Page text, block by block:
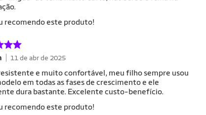
recomendo este produto!
11 de abr de 2025
e muito confortável, meu filho sempre usou
em todas as fases de crescimento e ele
dura bastante. Excelente custo-benefício.
recomendo este produto!